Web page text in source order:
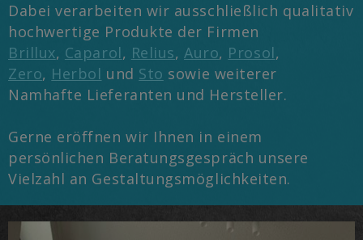
Dabei verarbeiten wir ausschließlich qualitativ
hochwertige Produkte der Firmen
Brillux, Caparol, Relius,Auro, Prosol,
Zero, Herbol und Sto sowie weiterer
Namhafte Lieferanten und Hersteller.
Gerne eröffnen wir Ihnen in einem
persönlichen Beratungsgespräch unsere
Vielzahl an Gestaltungsmöglichkeiten.